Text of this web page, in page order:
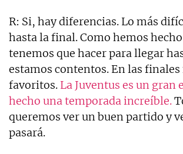
R: Si, hay diferencias. Lo más
hasta la final. Como hemos
tenemos que hacer para llegar
estamos contentos. En las finales
favoritos. La Juventus es un gran
hecho una temporada increíble.
queremos ver un buen partido y
pasará.